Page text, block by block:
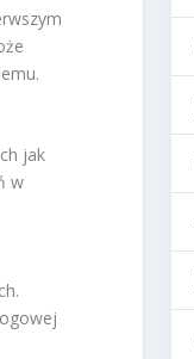
jak
w